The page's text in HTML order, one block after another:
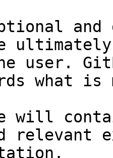
and
user.
what
will
relevant